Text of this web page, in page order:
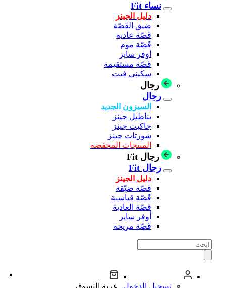
نساء Fit
دليل الجينز
ضيق القَصّة
قَصّة عادية
قَصّة موم
أوفر سايز
قَصّة مستقيمة
سكيني فيت
رجال
رجال
السيزون الجديد
بناطيل جينز
جاكيت جينز
شورتات جينز
المنتجات المخفضه
رجال Fit
رجال Fit
دليل الجينز
قَصّة ضيّقة
قَصّة قياسية
قصّة العادية
أوفر سايز
قَصّة مريحة
تسجيل الدخول
عربة التسوق